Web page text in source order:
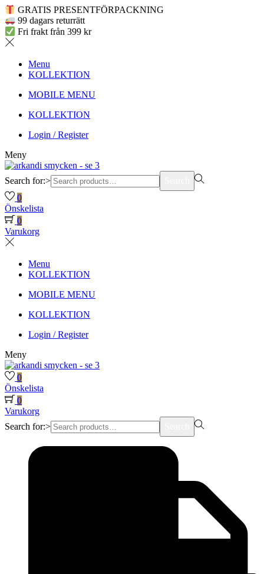
GRATIS PRESENTFÖRPACKNING
99 dagars returrätt
Fri frakt från 399 kr
Menu
KOLLEKTION
MOBILE MENU
KOLLEKTION
Login / Register
Meny
Search for:>
0
Önskelista
0
Varukorg
Menu
KOLLEKTION
MOBILE MENU
KOLLEKTION
Login / Register
Meny
0
Önskelista
0
Varukorg
Search for:>